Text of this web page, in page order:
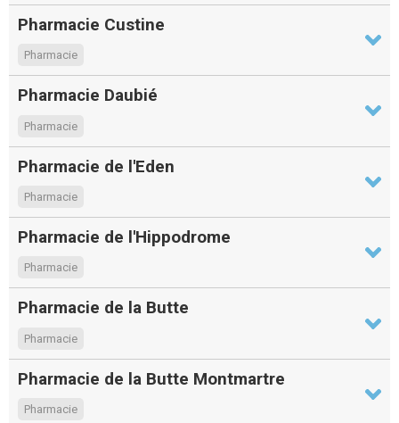
Pharmacie Custine
Pharmacie
Pharmacie Daubié
Pharmacie
Pharmacie de l'Eden
Pharmacie
Pharmacie de l'Hippodrome
Pharmacie
Pharmacie de la Butte
Pharmacie
Pharmacie de la Butte Montmartre
Pharmacie